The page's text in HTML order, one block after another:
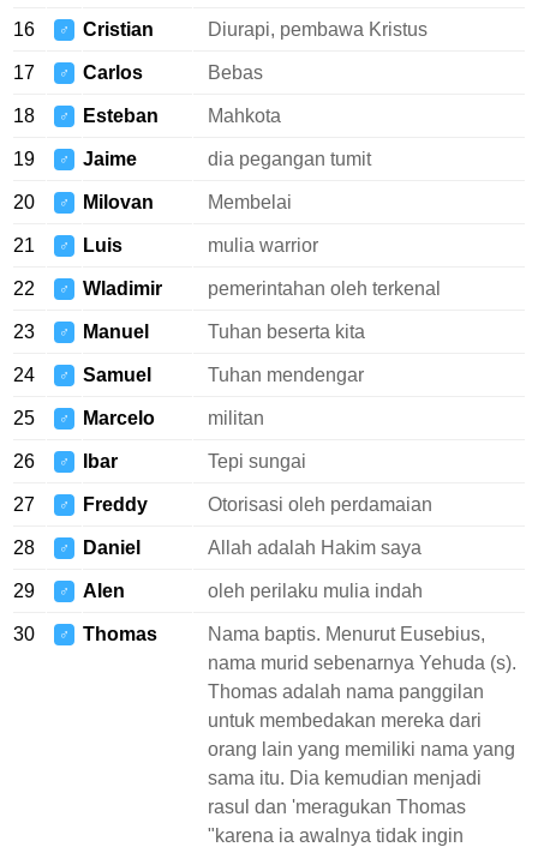
16 ♂ Cristian Diurapi, pembawa Kristus
17 ♂ Carlos Bebas
18 ♂ Esteban Mahkota
19 ♂ Jaime dia pegangan tumit
20 ♂ Milovan Membelai
21 ♂ Luis mulia warrior
22 ♂ Wladimir pemerintahan oleh terkenal
23 ♂ Manuel Tuhan beserta kita
24 ♂ Samuel Tuhan mendengar
25 ♂ Marcelo militan
26 ♂ Ibar Tepi sungai
27 ♂ Freddy Otorisasi oleh perdamaian
28 ♂ Daniel Allah adalah Hakim saya
29 ♂ Alen oleh perilaku mulia indah
30 ♂ Thomas
Nama baptis. Menurut Eusebius,
nama murid sebenarnya Yehuda (s).
Thomas adalah nama panggilan
untuk membedakan mereka dari
orang lain yang memiliki nama yang
sama itu. Dia kemudian menjadi
rasul dan 'meragukan Thomas
"karena ia awalnya tidak ingin